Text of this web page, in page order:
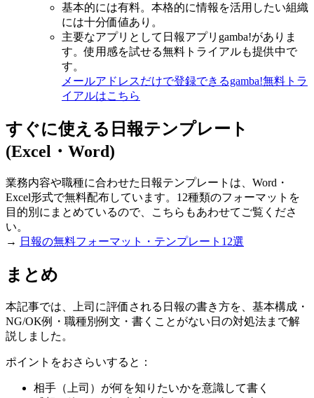
基本的には有料。本格的に情報を活用したい組織
には十分価値あり。
主要なアプリとして日報アプリgamba!がありま
す。使用感を試せる無料トライアルも提供中で
す。
メールアドレスだけで登録できるgamba!無料トラ
イアルはこちら
すぐに使える日報テンプレート
(Excel・Word)
業務内容や職種に合わせた日報テンプレートは、Word・
Excel形式で無料配布しています。12種類のフォーマットを
目的別にまとめているので、こちらもあわせてご覧くださ
い。
→ 日報の無料フォーマット・テンプレート12選
まとめ
本記事では、上司に評価される日報の書き方を、基本構成・
NG/OK例・職種別例文・書くことがない日の対処法まで解
説しました。
ポイントをおさらいすると：
相手（上司）が何を知りたいかを意識して書く